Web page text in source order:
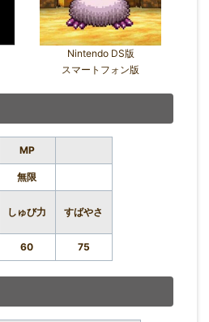
Nintendo DS版
スマートフォン版
MP
無限
しゅび力 すばやさ
60 75